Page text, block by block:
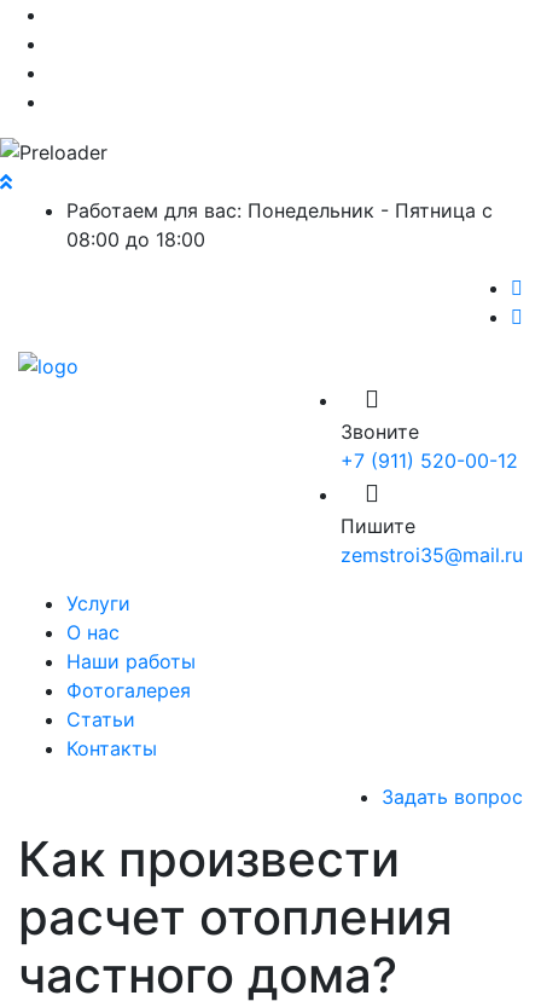
Работаем для вас: Понедельник - Пятница с
08:00 до 18:00
Звоните
+7 (911) 520-00-12
Пишите
zemstroi35@mail.ru
Услуги
О нас
Наши работы
Фотогалерея
Статьи
Контакты
Задать вопрос
Как произвести
расчет отопления
частного дома?